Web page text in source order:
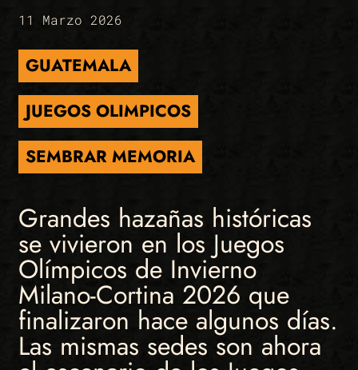
11 Marzo 2026
GUATEMALA
JUEGOS OLIMPICOS
SEMBRAR MEMORIA
Grandes hazañas históricas
se vivieron en los Juegos
Olímpicos de Invierno
Milano-Cortina 2026 que
finalizaron hace algunos días.
Las mismas sedes son ahora